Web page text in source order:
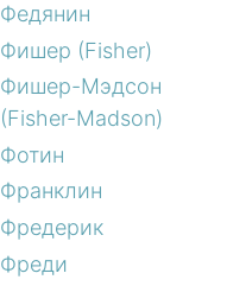
Федянин
Фишер (Fisher)
Фишер-Мэдсон
(Fisher-Madson)
Фотин
Франклин
Фредерик
Фреди